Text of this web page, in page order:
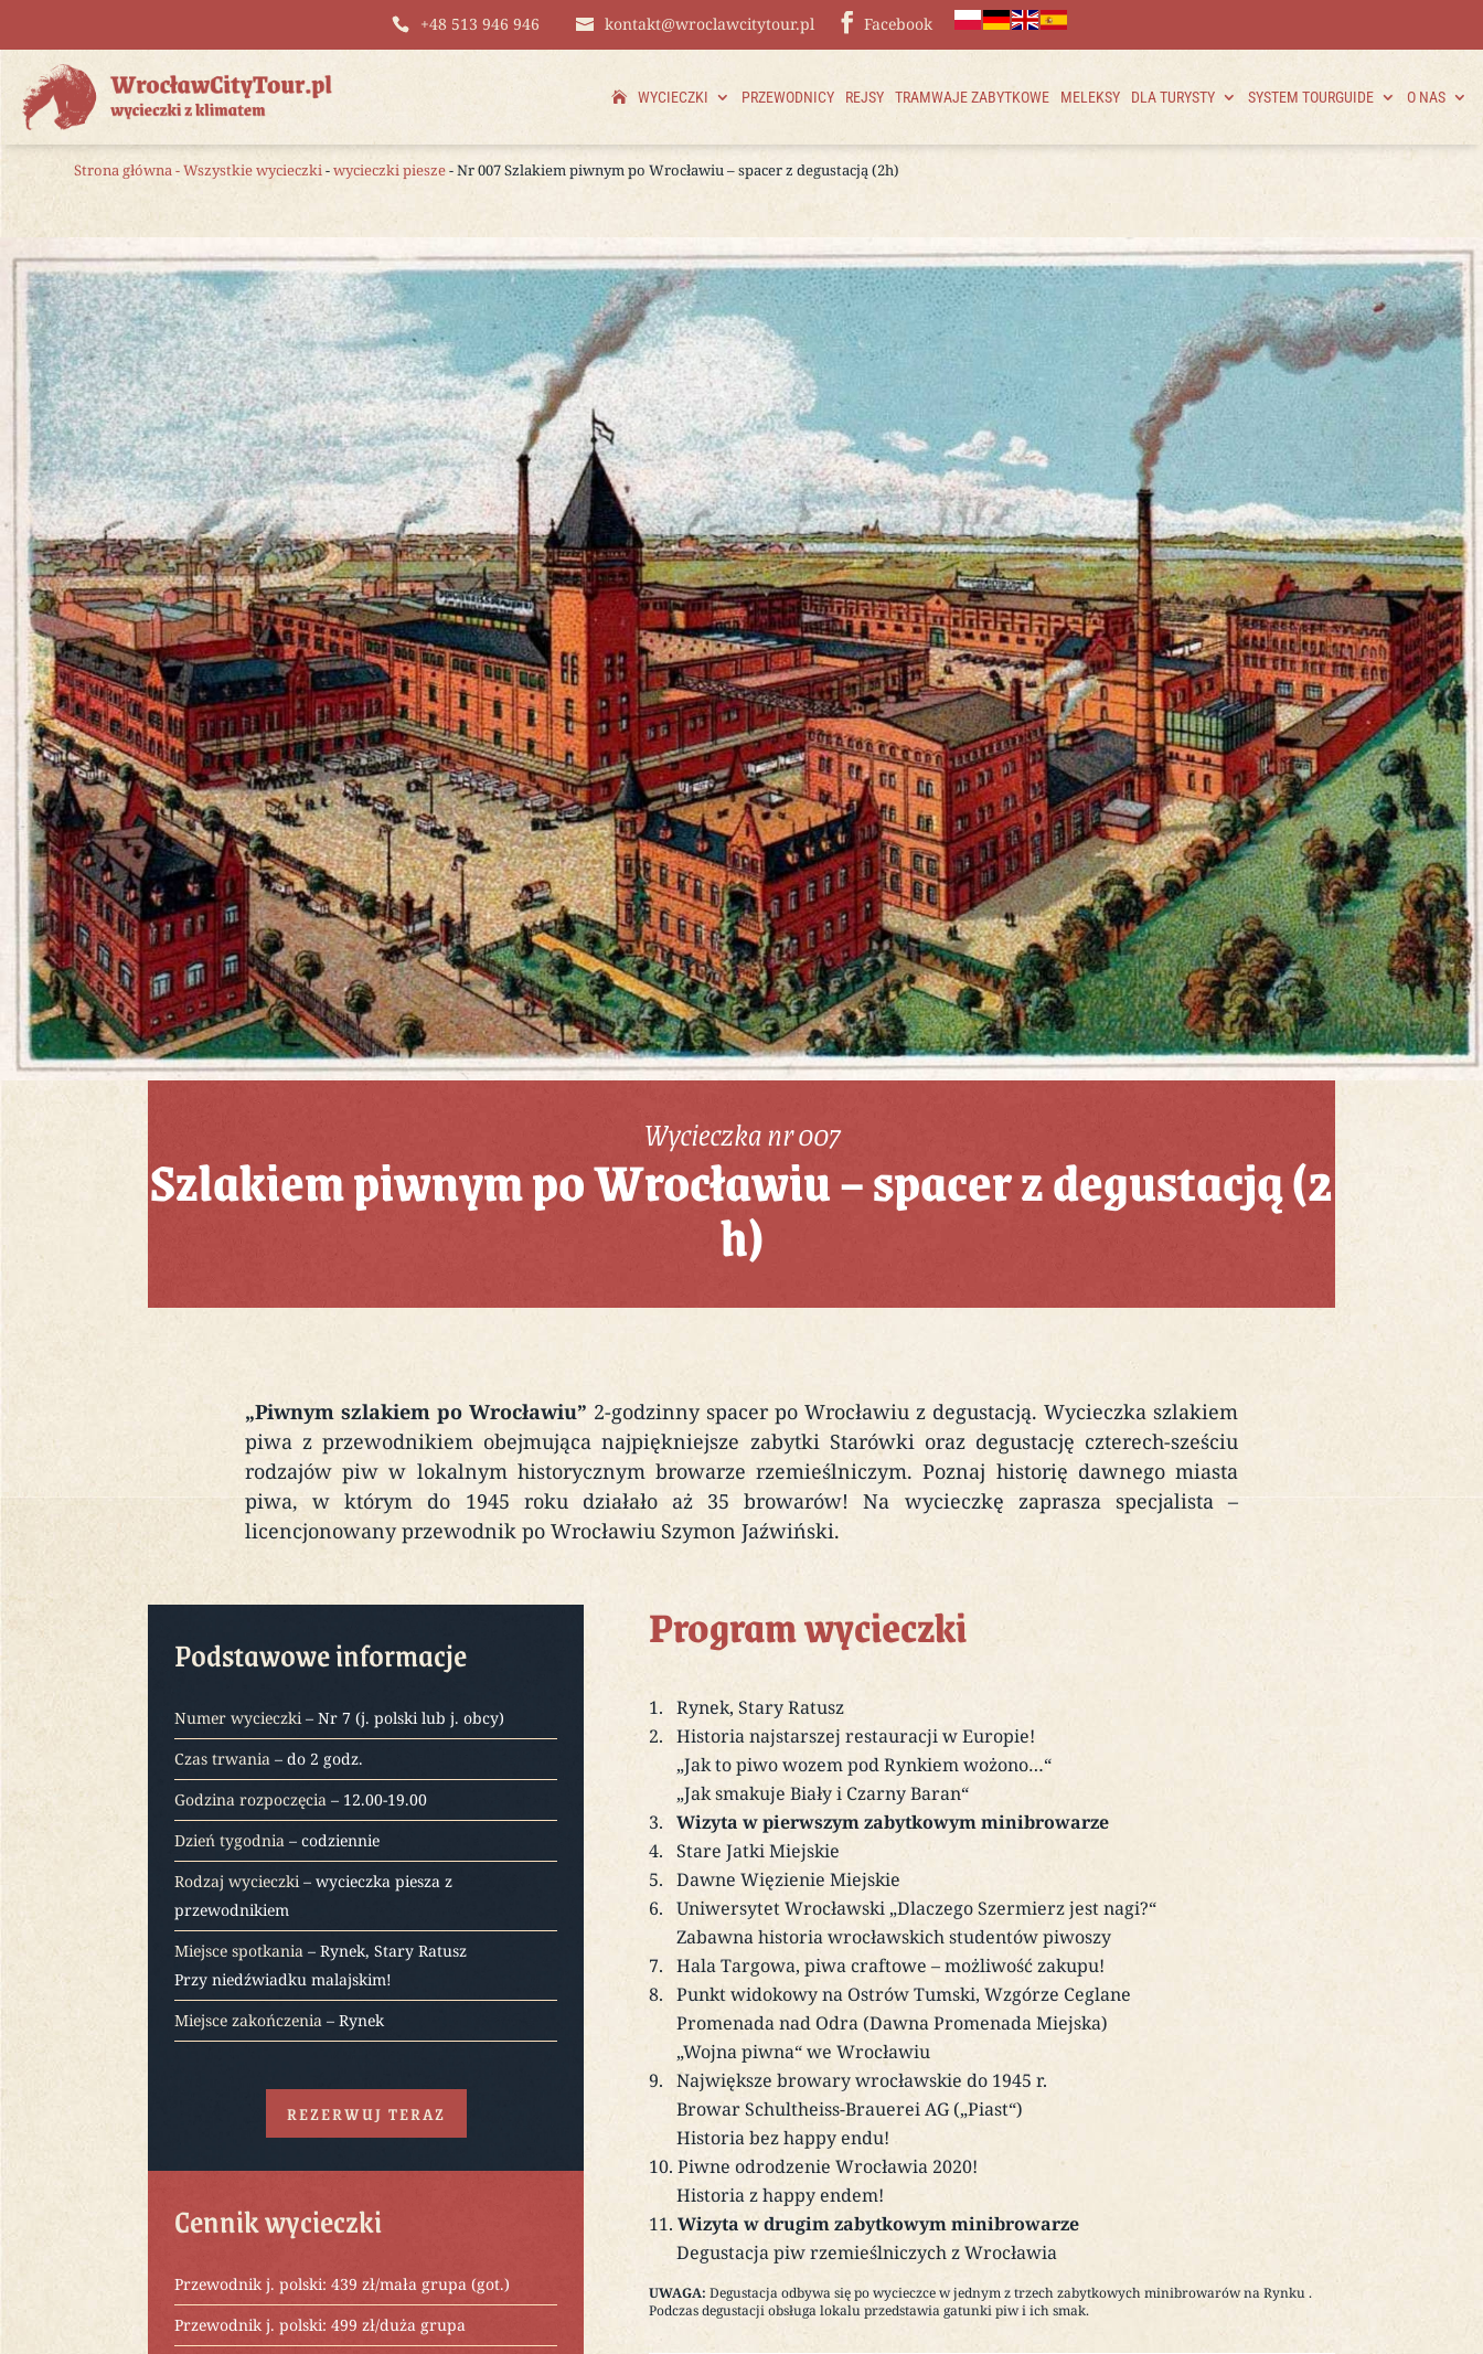
+48 513 946 946 kontakt@wroclawcitytour.pl Facebook
WYCIECZKI PRZEWODNICY REJSY TRAMWAJE ZABYTKOWE MELEKSY DLA TURYSTY SYSTEM TOURGUIDE O NAS
Strona główna-Wszystkie wycieczki-wycieczki piesze- Nr 007 Szlakiem piwnym po Wrocławiu – spacer z degustacją (2h)
Wycieczka nr 007
Szlakiem piwnym po Wrocławiu – spacer z degustacją (2
h)
„Piwnym szlakiem po Wrocławiu” 2-godzinny spacer po Wrocławiu z degustacją. Wycieczka szlakiem
piwa z przewodnikiem obejmująca najpiękniejsze zabytki Starówki oraz degustację czterech-sześciu
rodzajów piw w lokalnym historycznym browarze rzemieślniczym. Poznaj historię dawnego miasta
piwa, w którym do 1945 roku działało aż 35 browarów! Na wycieczkę zaprasza specjalista –
licencjonowany przewodnik po Wrocławiu Szymon Jaźwiński.
Podstawowe informacje
Numer wycieczki– Nr 7 (j. polski lub j. obcy)
Czas trwania – do 2 godz.
Godzina rozpoczęcia – 12.00-19.00
Dzień tygodnia – codziennie
Rodzaj wycieczki– wycieczka piesza z
przewodnikiem
Miejsce spotkania – Rynek, Stary Ratusz
Przy niedźwiadku malajskim!
Miejsce zakończenia – Rynek
REZERWUJ TERAZ
Cennik wycieczki
Przewodnik j. polski: 439 zł/mała grupa (got.)
Przewodnik j. polski: 499 zł/duża grupa
Program wycieczki
Rynek, Stary Ratusz
Historia najstarszej restauracji w Europie!
„Jak to piwo wozem pod Rynkiem wożono…“
„Jak smakuje Biały i Czarny Baran“
Wizyta w pierwszym zabytkowym minibrowarze
Stare Jatki Miejskie
Dawne Więzienie Miejskie
Uniwersytet Wrocławski „Dlaczego Szermierz jest nagi?“
Zabawna historia wrocławskich studentów piwoszy
Hala Targowa, piwa craftowe – możliwość zakupu!
Punkt widokowy na Ostrów Tumski, Wzgórze Ceglane
Promenada nad Odra (Dawna Promenada Miejska)
„Wojna piwna“ we Wrocławiu
Największe browary wrocławskie do 1945 r.
Browar Schultheiss-Brauerei AG („Piast“)
Historia bez happy endu!
Piwne odrodzenie Wrocławia 2020!
Historia z happy endem!
Wizyta w drugim zabytkowym minibrowarze
Degustacja piw rzemieślniczych z Wrocławia
UWAGA: Degustacja odbywa się po wycieczce w jednym z trzech zabytkowych minibrowarów na Rynku .
Podczas degustacji obsługa lokalu przedstawia gatunki piw i ich smak.